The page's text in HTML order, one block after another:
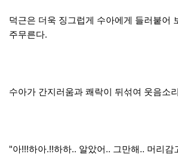
덕근은 더욱 징그럽게 수아에게 들러붙어
주무른다.
수아가 간지러움과 쾌락이 뒤섞여 웃음소
"아!!!하아.!!하하.. 알았어.. 그만해.. 머리감